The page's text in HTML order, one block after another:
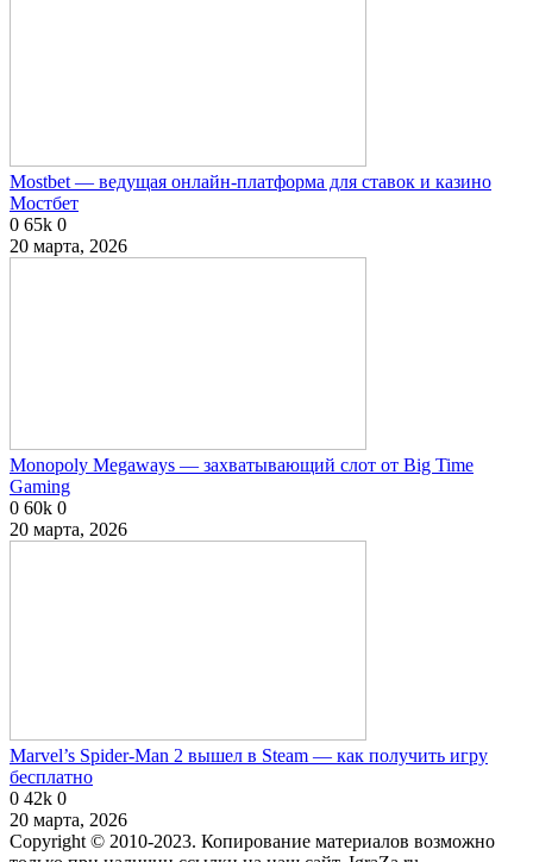
Mostbet — ведущая онлайн-платформа для ставок и казино
Мостбет
0 65k 0
20 марта, 2026
Monopoly Megaways — захватывающий слот от Big Time
Gaming
0 60k 0
20 марта, 2026
Marvel’s Spider-Man 2 вышел в Steam — как получить игру
бесплатно
0 42k 0
20 марта, 2026
Copyright © 2010-2023. Копирование материалов возможно